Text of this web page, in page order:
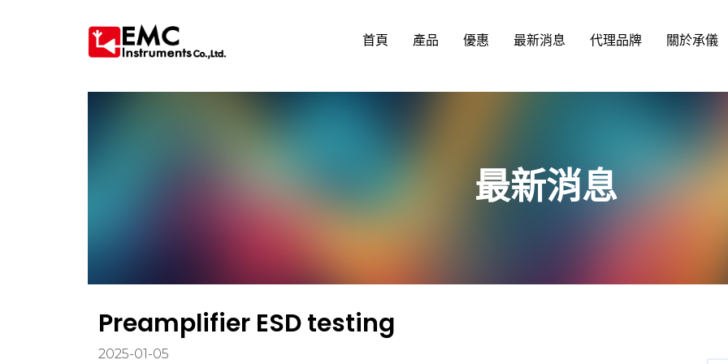
首頁 產品 優惠 最新消息 代理品牌 關於承儀
最新消息
Preamplifier ESD testing
2025-01-05